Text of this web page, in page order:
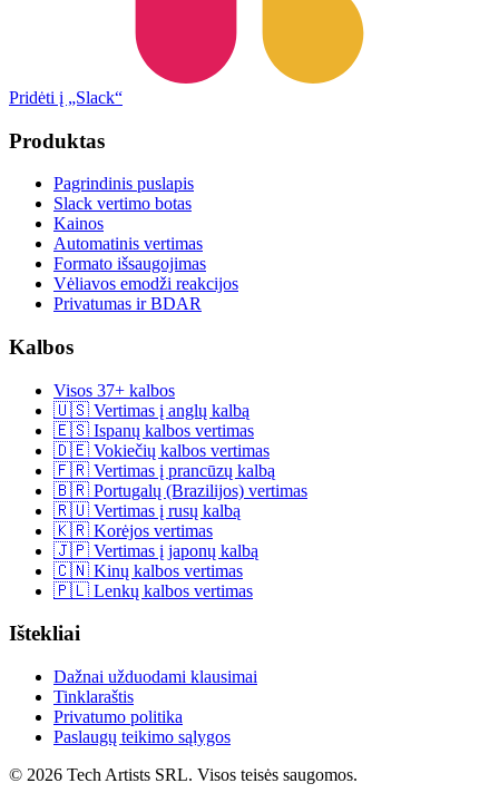
Pridėti į „Slack“
Produktas
Pagrindinis puslapis
Slack vertimo botas
Kainos
Automatinis vertimas
Formato išsaugojimas
Vėliavos emodži reakcijos
Privatumas ir BDAR
Kalbos
Visos 37+ kalbos
🇺🇸 Vertimas į anglų kalbą
🇪🇸 Ispanų kalbos vertimas
🇩🇪 Vokiečių kalbos vertimas
🇫🇷 Vertimas į prancūzų kalbą
🇧🇷 Portugalų (Brazilijos) vertimas
🇷🇺 Vertimas į rusų kalbą
🇰🇷 Korėjos vertimas
🇯🇵 Vertimas į japonų kalbą
🇨🇳 Kinų kalbos vertimas
🇵🇱 Lenkų kalbos vertimas
Ištekliai
Dažnai užduodami klausimai
Tinklaraštis
Privatumo politika
Paslaugų teikimo sąlygos
© 2026 Tech Artists SRL. Visos teisės saugomos.